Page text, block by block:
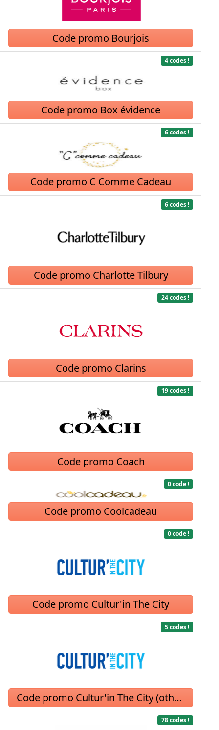
Code promo Bourjois
4 codes !
Code promo Box évidence
6 codes !
Code promo C Comme Cadeau
6 codes !
Code promo Charlotte Tilbury
24 codes !
Code promo Clarins
19 codes !
Code promo Coach
0 code !
Code promo Coolcadeau
0 code !
Code promo Cultur'in The City
5 codes !
Code promo Cultur'in The City (otheatro)
78 codes !